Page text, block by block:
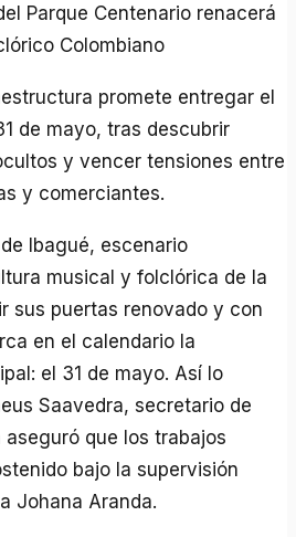
Parque Centenario renacerá
Colombiano
promete entregar el
de mayo, tras descubrir
y vencer tensiones entre
y comerciantes.
Ibagué, escenario
musical y folclórica de la
sus puertas renovado y con
en el calendario la
el 31 de mayo. Así lo
Saavedra, secretario de
que los trabajos
bajo la supervisión
Johana Aranda.